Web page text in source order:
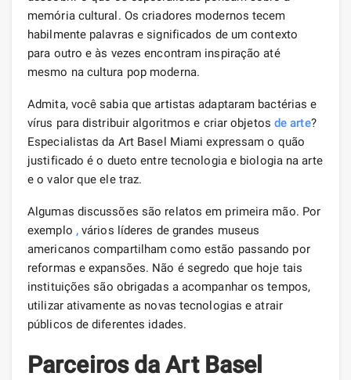
memória cultural. Os criadores modernos tecem
habilmente palavras e significados de um contexto
para outro e às vezes encontram inspiração até
mesmo na cultura pop moderna.
Admita, você sabia que artistas adaptaram bactérias e
vírus para distribuir algoritmos e criar objetos de arte?
Especialistas da Art Basel Miami expressam o quão
justificado é o dueto entre tecnologia e biologia na arte
e o valor que ele traz.
Algumas discussões são relatos em primeira mão. Por
exemplo ,vários líderes de grandes museus
americanos compartilham como estão passando por
reformas e expansões. Não é segredo que hoje tais
instituições são obrigadas a acompanhar os tempos,
utilizar ativamente as novas tecnologias e atrair
públicos de diferentes idades.
Parceiros da Art Basel